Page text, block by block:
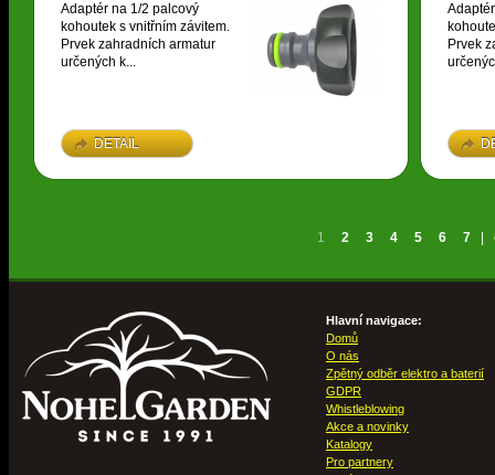
Adaptér na 1/2 palcový
kohoutek s vnitřním závitem.
Prvek zahradních armatur
určených k...
DETAIL
Prvek
1 2 3 4 5 6 7
Hlavní navigace:
Domů
O nás
Zpětný odběr elektro a baterií
GDPR
Whistleblowing
Akce a novinky
Katalogy
Pro partnery